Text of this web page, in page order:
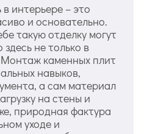
интерьере – это
и основательно.
такую отделку могут
не только в
каменных плит
навыков,
а сам материал
на стены и
природная фактура
уходе и